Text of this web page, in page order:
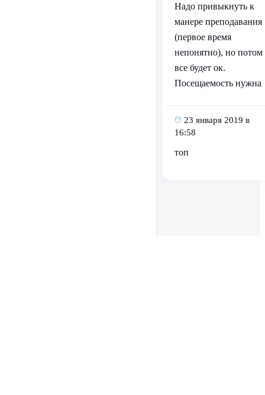
Надо привыкнуть к
манере преподавания
(первое время
непонятно), но потом
все будет ок.
Посещаемость нужна
23 января 2019 в
16:58
топ